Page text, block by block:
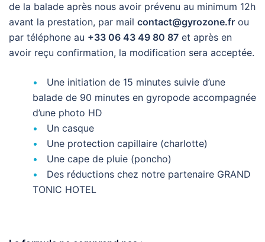
de la balade après nous avoir prévenu au minimum 12h
avant la prestation, par mail contact@gyrozone.fr ou
par téléphone au +33 06 43 49 80 87 et après en
avoir reçu confirmation, la modification sera acceptée.
Une initiation de 15 minutes suivie d’une
balade de 90 minutes en gyropode accompagnée
d’une photo HD
Un casque
Une protection capillaire (charlotte)
Une cape de pluie (poncho)
Des réductions chez notre partenaire GRAND
TONIC HOTEL